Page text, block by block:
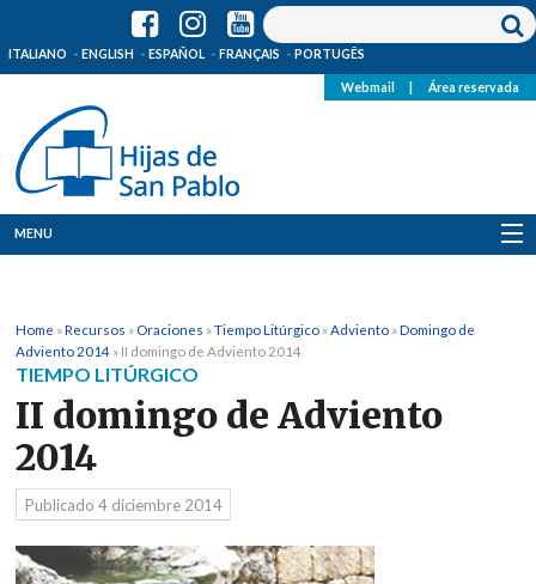
ITALIANO ENGLISH ESPAÑOL FRANÇAIS PORTUGÊS
Webmail Área reservada
MENU
Dónde estamos
Noticias
Recursos
Media
Home »Recursos » Oraciones »Tiempo Litúrgico » Adviento »Domingo de
Adviento 2014 » II domingo de Adviento 2014
TIEMPO LITÚRGICO
II domingo de Adviento
2014
Publicado 4 diciembre 2014